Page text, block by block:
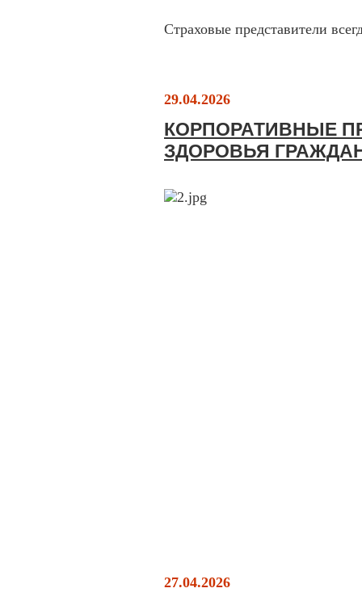
Страховые представители
29.04.2026
КОРПОРАТИВНЫЕ
ЗДОРОВЬЯ
27.04.2026